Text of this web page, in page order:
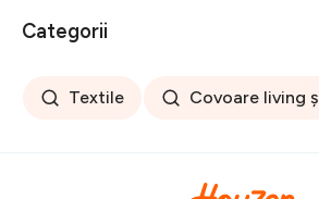
Categorii
Textile Covoare living